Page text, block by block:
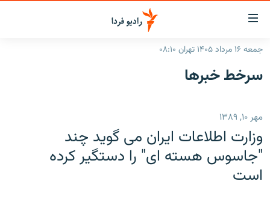
لینک‌های
قابلیت
دسترسی
بازگشت
اصلی
رفتن
صفحه
جستجو
ایران
رادیو
انتخاب کنید و بشنوید
برنامه‌های رادیویی
پادکست
چندرسانه‌ای
جمعه ۱۶ مرداد ۱۴۰۵ تهران ۰۸:۱۰
سرخط‌ خبرها
مهر ۱۰, ۱۳۸۹
وزارت اطلاعات ایران می گوید چند
"جاسوس هسته ای" را دستگیر کرده
است